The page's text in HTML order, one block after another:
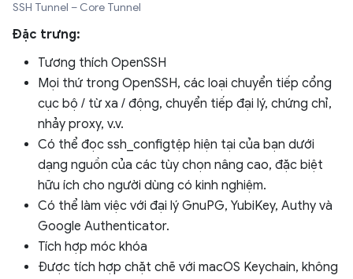
SSH Tunnel – Core Tunnel
Đặc trưng:
Tương thích OpenSSH
Mọi thứ trong OpenSSH, các loại chuyển tiếp cổng
cục bộ / từ xa / động, chuyển tiếp đại lý, chứng chỉ,
nhảy proxy, v.v.
Có thể đọc ssh_configtệp hiện tại của bạn dưới
dạng nguồn của các tùy chọn nâng cao, đặc biệt
hữu ích cho người dùng có kinh nghiệm.
Có thể làm việc với đại lý GnuPG, YubiKey, Authy và
Google Authenticator.
Tích hợp móc khóa
Được tích hợp chặt chẽ với macOS Keychain, không